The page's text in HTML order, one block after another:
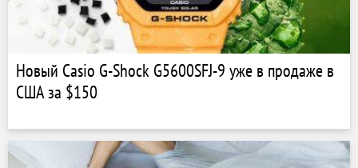
Новый Casio G-Shock G5600SFJ-9 уже в продаже в
США за $150